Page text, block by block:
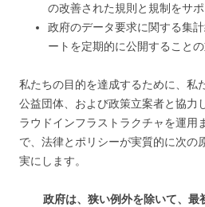
の改善された規則と規制をサポ
政府のデータ要求に関する集
ートを定期的に公開すること
私たちの目的を達成するために、私
公益団体、および政策立案者と協力
ラウドインフラストラクチャを運用
で、法律とポリシーが実質的に次の
実にします。
政府は、狭い例外を除いて、最